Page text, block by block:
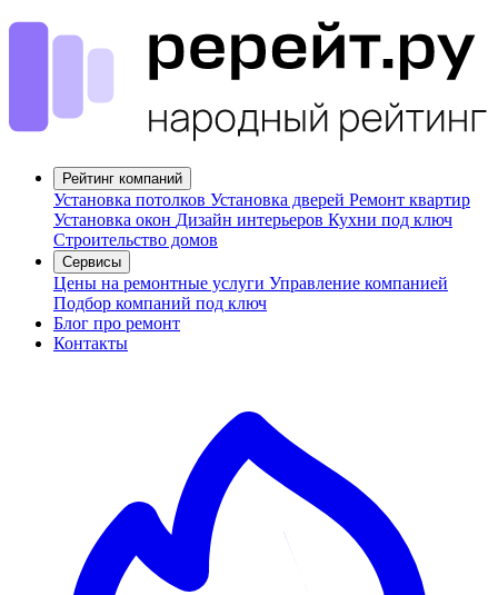
Рейтинг компаний
Установка потолков Установка дверей Ремонт квартир
Установка окон Дизайн интерьеров Кухни под ключ
Строительство домов
Сервисы
Цены на ремонтные услуги Управление компанией
Подбор компаний под ключ
Блог про ремонт
Контакты